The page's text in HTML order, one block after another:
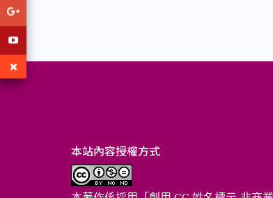
本站內容授權方式